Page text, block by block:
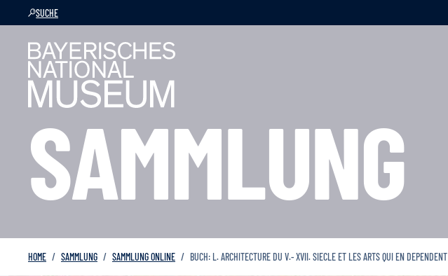
SUCHE
SAMMLUNG
HOME SAMMLUNG SAMMLUNG ONLINE BUCH: L. ARCHITECTURE DU V.- XVII. SIECLE ET LES ARTS QUI EN DEPENDENT